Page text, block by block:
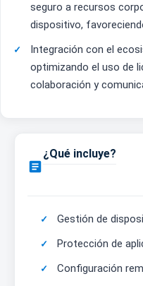
seguro a recursos
dispositivo,
Integración con el
optimizando el uso de
colaboración y

¿Qué incluye?
Gestión de
Protección de
Configuración